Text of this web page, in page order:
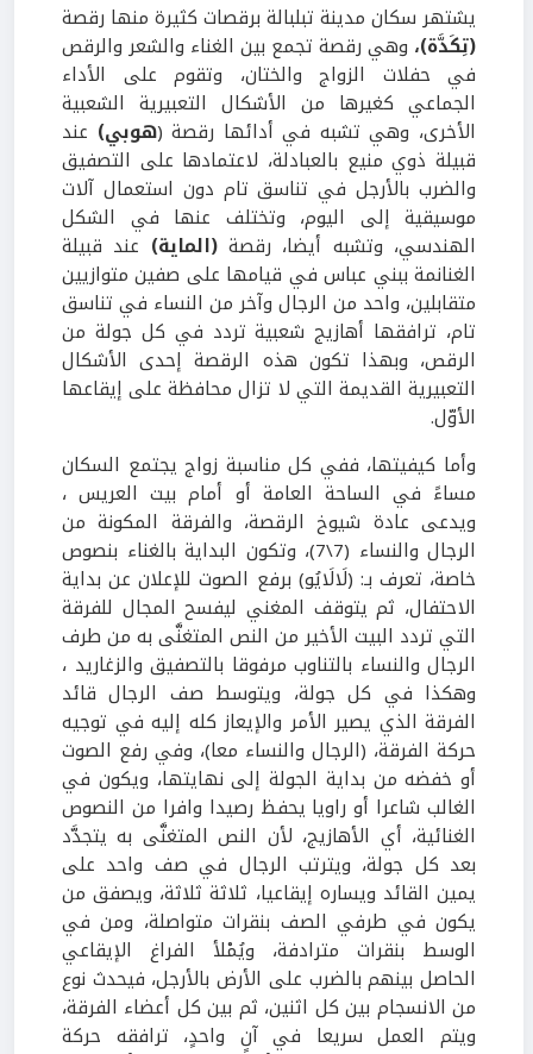
يشتهر سكان مدينة تبلبالة برقصات كثيرة منها رقصة
(تِكَدَّة)، وهي رقصة تجمع بين الغناء والشعر والرقص
في حفلات الزواج والختان، وتقوم على الأداء
الجماعي كغيرها من الأشكال التعبيرية الشعبية
الأخرى، وهي تشبه في أدائها رقصة (هوبي) عند
قبيلة ذوي منيع بالعبادلة، لاعتمادها على التصفيق
والضرب بالأرجل في تناسق تام دون استعمال آلات
موسيقية إلى اليوم، وتختلف عنها في الشكل
الهندسي، وتشبه أيضا، رقصة(الماية) عند قبيلة
الغنانمة ببني عباس في قيامها على صفين متوازيين
متقابلين، واحد من الرجال وآخر من النساء في تناسق
تام، ترافقها أهازيج شعبية تردد في كل جولة من
الرقص، وبهذا تكون هذه الرقصة إحدى الأشكال
التعبيرية القديمة التي لا تزال محافظة على إيقاعها
الأوّل.
وأما كيفيتها، ففي كل مناسبة زواج يجتمع السكان
مساءً في الساحة العامة أو أمام بيت العريس ،
ويدعى عادة شيوخ الرقصة، والفرقة المكونة من
الرجال والنساء (7\7)، وتكون البداية بالغناء بنصوص
خاصة، تعرف بـ: (لَالَايُو) برفع الصوت للإعلان عن بداية
الاحتفال، ثم يتوقف المغني ليفسح المجال للفرقة
التي تردد البيت الأخير من النص المتغنَّى به من طرف
الرجال والنساء بالتناوب مرفوقا بالتصفيق والزغاريد ،
وهكذا في كل جولة، ويتوسط صف الرجال قائد
الفرقة الذي يصير الأمر والإيعاز كله إليه في توجيه
حركة الفرقة، (الرجال والنساء معا)، وفي رفع الصوت
أو خفضه من بداية الجولة إلى نهايتها، ويكون في
الغالب شاعرا أو راويا يحفظ رصيدا وافرا من النصوص
الغنائية، أي الأهازيج، لأن النص المتغنَّى به يتجدَّد
بعد كل جولة، ويترتب الرجال في صف واحد على
يمين القائد ويساره إيقاعيا، ثلاثة ثلاثة، ويصفق من
يكون في طرفي الصف بنقرات متواصلة، ومن في
الوسط بنقرات مترادفة، ويُمْلأ الفراغ الإيقاعي
الحاصل بينهم بالضرب على الأرض بالأرجل، فيحدث نوع
من الانسجام بين كل اثنين، ثم بين كل أعضاء الفرقة،
ويتم العمل سريعا في آنٍ واحدٍ، ترافقه حركة